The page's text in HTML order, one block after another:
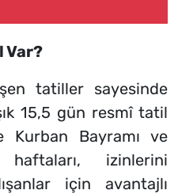
Var?
tatiller sayesinde
15,5 gün resmî tatil
Kurban Bayramı ve
haftaları, izinlerini
için avantajlı